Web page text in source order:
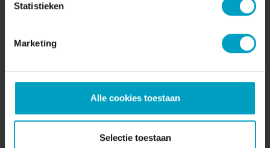
Statistieken
Marketing
Alle cookies toestaan
Selectie toestaan